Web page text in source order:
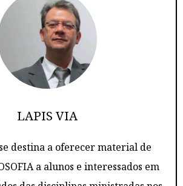
LAPIS VIA
destina a oferecer material de
a alunos e interessados em